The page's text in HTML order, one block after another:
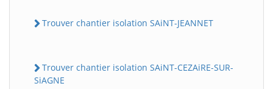
Trouver chantier isolation SAiNT-JEANNET
Trouver chantier isolation SAiNT-CEZAiRE-SUR-
SiAGNE